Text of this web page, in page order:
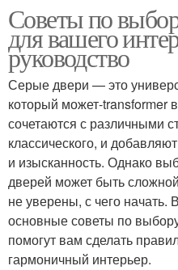
Советы по
для вашего
руководство
Серые двери — это
который может-transformer
сочетаются с различными
классического, и
и изысканность. Однако
дверей может быть
не уверены, с чего начать.
основные советы по
помогут вам сделать
гармоничный интерьер.